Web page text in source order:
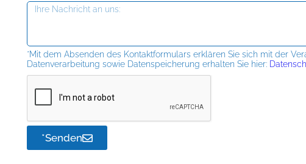
*Mit dem Absenden des Kontaktformulars erklären Sie sich mit der
Datenverarbeitung sowie Datenspeicherung erhalten Sie hier:
*Senden